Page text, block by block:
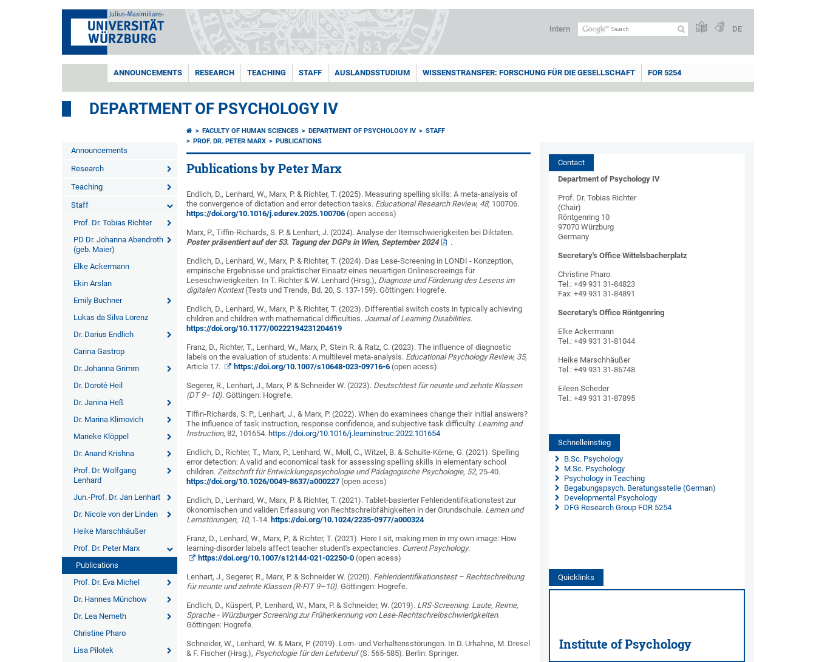
Intern DE
ANNOUNCEMENTS RESEARCH TEACHING STAFF AUSLANDSSTUDIUM WISSENSTRANSFER: FORSCHUNG FÜR DIE GESELLSCHAFT FOR 5254
DEPARTMENT OF PSYCHOLOGY IV
Announcements
Research
Teaching
Staff
Prof. Dr. Tobias Richter
PD Dr. Johanna Abendroth
(geb. Maier)
Elke Ackermann
Ekin Arslan
Emily Buchner
Lukas da Silva Lorenz
Dr. Darius Endlich
Carina Gastrop
Dr. Johanna Grimm
Dr. Doroté Heil
Dr. Janina Heß
Dr. Marina Klimovich
Marieke Klöppel
Dr. Anand Krishna
Prof. Dr. Wolfgang
Lenhard
Jun.-Prof. Dr. Jan Lenhart
Dr. Nicole von der Linden
Heike Marschhäußer
Prof. Dr. Peter Marx
Publications
Prof. Dr. Eva Michel
Dr. Hannes Münchow
Dr. Lea Nemeth
Christine Pharo
Lisa Pilotek
FACULTY OF HUMAN SCIENCES DEPARTMENT OF PSYCHOLOGY IV
STAFF
PROF. DR. PETER MARX
PUBLICATIONS
Publications by Peter Marx
Endlich, D., Lenhard, W., Marx, P. & Richter, T. (2025). Measuring spelling skills: A meta-analysis of
the convergence of dictation and error detection tasks. Educational Research Review, 48, 100706.
https://doi.org/10.1016/j.edurev.2025.100706 (open access)
Marx, P., Tiffin-Richards, S. P. & Lenhart, J. (2024). Analyse der Itemschwierigkeiten bei Diktaten.
Poster präsentiert auf der 53. Tagung der DGPs in Wien, September 2024
.
Endlich, D., Lenhard, W., Marx, P. & Richter, T. (2024). Das Lese-Screening in LONDI - Konzeption,
empirische Ergebnisse und praktischer Einsatz eines neuartigen Onlinescreeings für
Leseschwierigkeiten. In T. Richter & W. Lenhard (Hrsg.), Diagnose und Förderung des Lesens im
digitalen Kontext(Tests und Trends, Bd. 20, S. 137-159). Göttingen: Hogrefe.
Endlich, D., Lenhard, W., Marx, P. & Richter, T. (2023). Differential switch costs in typically achieving
children and children with mathematical difficulties. Journal of Learning Disabilities.
https://doi.org/10.1177/00222194231204619
Franz, D., Richter, T., Lenhard, W., Marx, P., Stein R. & Ratz, C. (2023). The influence of diagnostic
labels on the evaluation of students: A multilevel meta-analysis. Educational Psychology Review, 35,
Article 17.
https://doi.org/10.1007/s10648-023-09716-6(open acess)
Segerer, R., Lenhart, J., Marx, P. & Schneider W. (2023). Deutschtest für neunte und zehnte Klassen
(DT 9–10). Göttingen: Hogrefe.
Tiffin-Richards, S. P., Lenhart, J., & Marx, P. (2022). When do examinees change their initial answers?
The influence of task instruction, response confidence, and subjective task difficulty. Learning and
Instruction, 82, 101654. https://doi.org/10.1016/j.learninstruc.2022.101654
Endlich, D., Richter, T., Marx, P., Lenhard, W., Moll, C., Witzel, B. & Schulte-Körne, G. (2021). Spelling
error detection: A valid and economical task for assessing spelling skills in elementary school
children.Zeitschrift für Entwicklungspsychologie und Pädagogische Psychologie, 52, 25-40.
https://doi.org/10.1026/0049-8637/a000227 (open acess)
Endlich, D., Lenhard, W., Marx, P. & Richter, T. (2021). Tablet-basierter Fehleridentifikationstest zur
ökonomischen und validen Erfassung von Rechtschreibfähigkeiten in der Grundschule. Lernen und
Lernstörungen, 10, 1-14. https://doi.org/10.1024/2235-0977/a000324
Franz, D., Lenhard, W., Marx, P., & Richter, T. (2021). Here I sit, making men in my own image: How
learning-disorder labels affect teacher student's expectancies. Current Psychology.
https://doi.org/10.1007/s12144-021-02250-0(open acess)
Lenhart, J., Segerer, R., Marx, P. & Schneider W. (2020). Fehleridentifikationstest – Rechtschreibung
für neunte und zehnte Klassen (R-FIT 9–10). Göttingen: Hogrefe.
Endlich, D., Küspert, P., Lenhard, W., Marx, P. & Schneider, W. (2019). LRS-Screening. Laute, Reime,
Sprache - Würzburger Screening zur Früherkennung von Lese-Rechtschreibschwierigkeiten.
Göttingen: Hogrefe.
Schneider, W., Lenhard, W. & Marx, P. (2019). Lern- und Verhaltensstörungen. In D. Urhahne, M. Dresel
& F. Fischer (Hrsg.), Psychologie für den Lehrberuf(S. 565-585). Berlin: Springer.
Contact
Department of Psychology IV
Prof. Dr. Tobias Richter
(Chair)
Röntgenring 10
97070 Würzburg
Germany
Secretary's Office Wittelsbacherplatz
Christine Pharo
Tel.: +49 931 31-84823
Fax: +49 931 31-84891
Secretary's Office Röntgenring
Elke Ackermann
Tel.: +49 931 31-81044
Heike Marschhäußer
Tel.: +49 931 31-86748
Eileen Scheder
Tel.: +49 931 31-87895
Schnelleinstieg
B.Sc. Psychology
M.Sc. Psychology
Psychology in Teaching
Begabungspsych. Beratungsstelle (German)
Developmental Psychology
DFG Research Group FOR 5254
Quicklinks
Institute of Psychology